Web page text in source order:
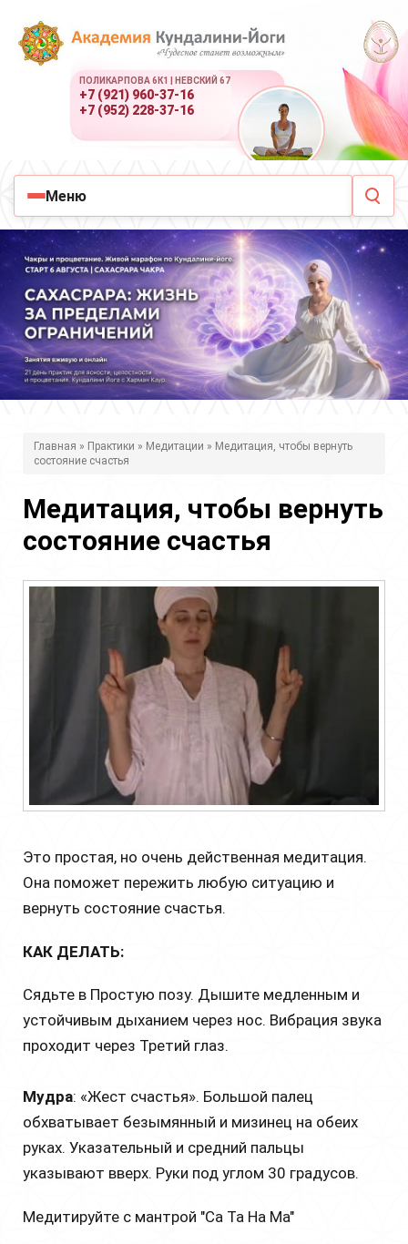
ПОЛИКАРПОВА 6К1 | НЕВСКИЙ 67
+7 (921) 960-37-16
+7 (952) 228-37-16
Меню
д
Главная » Практики » Медитации » Медитация, чтобы вернуть
состояние счастья
Медитация, чтобы вернуть
состояние счастья
Это простая, но очень действенная медитация.
Она поможет пережить любую ситуацию и
вернуть состояние счастья.
КАК ДЕЛАТЬ:
Сядьте в Простую позу. Дышите медленным и
устойчивым дыханием через нос. Вибрация звука
проходит через Третий глаз.
Мудра: «Жест счастья». Большой палец
обхватывает безымянный и мизинец на обеих
руках. Указательный и средний пальцы
указывают вверх. Руки под углом 30 градусов.
Медитируйте с мантрой "Са Та На Ма"